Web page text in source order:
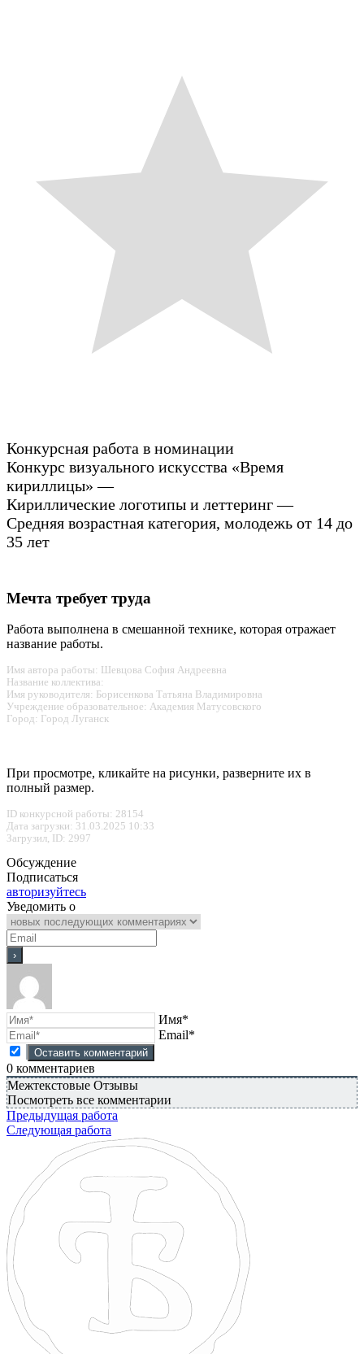
Конкурсная работа в номинации
Конкурс визуального искусства «Время
кириллицы» —
Кириллические логотипы и леттеринг —
Средняя возрастная категория, молодежь от 14 до
35 лет
Мечта требует труда
Работа выполнена в смешанной технике, которая отражает
название работы.
Имя автора работы: Шевцова София Андреевна
Название коллектива:
Имя руководителя: Борисенкова Татьяна Владимировна
Учреждение образовательное: Академия Матусовского
Город: Город Луганск
При просмотре, кликайте на рисунки, разверните их в
полный размер.
ID конкурсной работы: 28154
Дата загрузки: 31.03.2025 10:33
Загрузил, ID: 2997
Обсуждение
Подписаться
авторизуйтесь
Уведомить о
Имя*
Email*
0 комментариев
Межтекстовые Отзывы
Посмотреть все комментарии
Предыдущая работа
Следующая работа